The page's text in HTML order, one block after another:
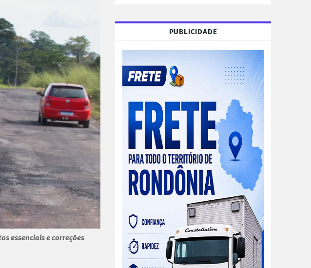
essenciais e correções
PUBLICIDADE